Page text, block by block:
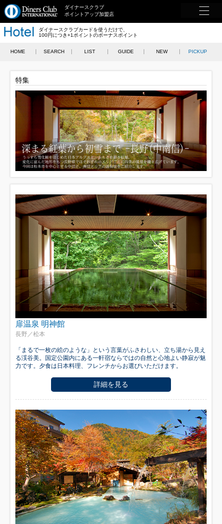
ダイナースクラブ
ポイントアップ加盟店
ダイナースクラブカードを使うだけで、
100円につき+1ポイントのボーナスポイント
HOME SEARCH LIST GUIDE NEW PICKUP
特集
扉温泉 明神館
長野／松本
「まるで一枚の絵のような」という言葉がふさわしい、立ち湯から見え
る渓谷美。国定公園内にある一軒宿ならではの自然と心地よい静寂が魅
力です。夕食は日本料理、フレンチからお選びいただけます。
詳細を見る